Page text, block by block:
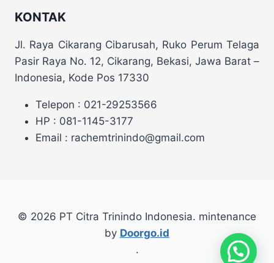
KONTAK
Jl. Raya Cikarang Cibarusah, Ruko Perum Telaga
Pasir Raya No. 12, Cikarang, Bekasi, Jawa Barat –
Indonesia, Kode Pos 17330
Telepon : 021-29253566
HP : 081-1145-3177
Email : rachemtrinindo@gmail.com
© 2026 PT Citra Trinindo Indonesia. mintenance
by Doorgo.id
.